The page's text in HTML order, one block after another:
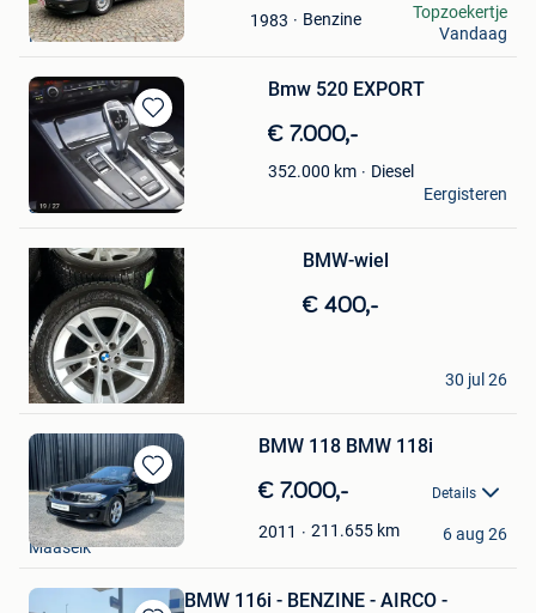
Mijn
Favorieten
1983 Benzine
kristof
Koersel
Topzoekertje
Vandaag
Bewaren
in
Mijn
Favorieten
Bmw 520 EXPORT
€ 7.000,-
352.000 km Diesel
Stabroek
Eergisteren
in
Mijn
Favorieten
BMW-wiel
€ 400,-
Garage Pilette
Leuze
30 jul 26
Bewaren
in
Mijn
Favorieten
BMW 118 BMW 118i
€ 7.000,- Details
2011 211.655 km
Garage Lambers
Maaseik
6 aug 26
BMW 116i - BENZINE - AIRCO -